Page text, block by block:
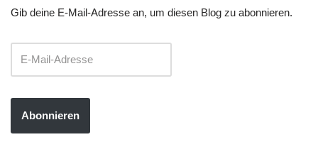
Gib deine E-Mail-Adresse an, um diesen Blog zu abonnieren.
Abonnieren